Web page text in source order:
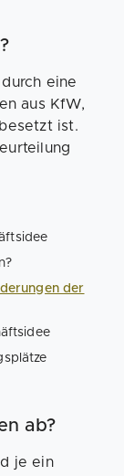
eine
aus KfW,
ist.
der
ab?
je ein